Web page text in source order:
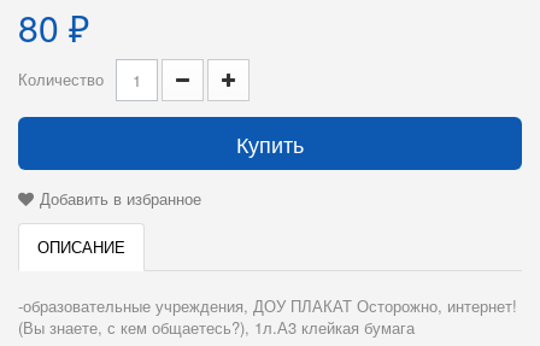
80 ₽
Количество
Купить
Добавить в избранное
ОПИСАНИЕ
-образовательные учреждения, ДОУ ПЛАКАТ Осторожно, интернет!
(Вы знаете, с кем общаетесь?), 1л.А3 клейкая бумага